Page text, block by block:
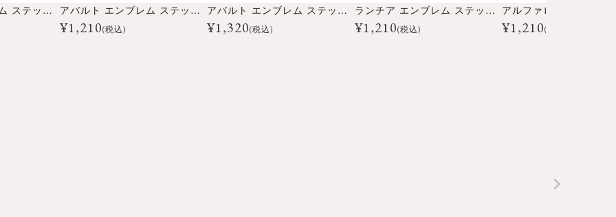
アバルト エンブレム ステッカー （4個セット） アバルト エンブレム ステッカー （2個セット）
¥1,210(税込)
アバルト エンブレム ステッカー 大
¥1,320(税込)
ランチア エンブレム ステッカー 4枚セット
¥1,210(税込) ¥1,210(税込)